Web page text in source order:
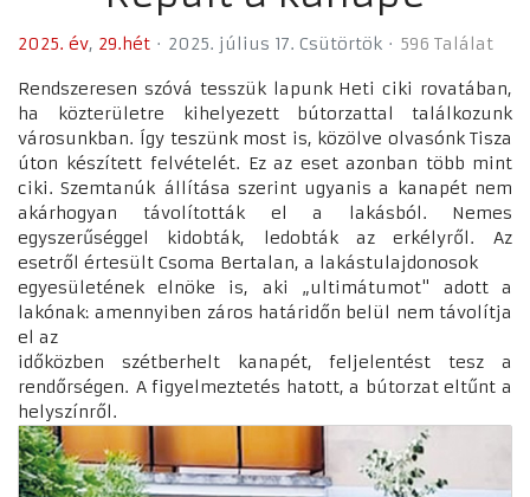
2025. év 29.hét 2025. július 17. Csütörtök 596 Találat
Rendszeresen szóvá tesszük lapunk Heti ciki rovatában,
ha közterületre kihelyezett bútorzattal találkozunk
városunkban. Így teszünk most is, közölve olvasónk Tisza
úton készített felvételét. Ez az eset azonban több mint
ciki. Szemtanúk állítása szerint ugyanis a kanapét nem
akárhogyan távolították el a lakásból. Nemes
egyszerűséggel kidobták, ledobták az erkélyről. Az
esetről értesült Csoma Bertalan, a lakástulajdonosok
egyesületének elnöke is, aki „ultimátumot" adott a
lakónak: amennyiben záros határidőn belül nem távolítja
el az
időközben szétberhelt kanapét, feljelentést tesz a
rendőrségen. A figyelmeztetés hatott, a bútorzat eltűnt a
helyszínről.